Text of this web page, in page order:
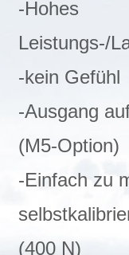
-Hohes
Leistungs-/
-kein Gefühl
-Ausgang
(M5-Option)
-Einfach zu
(400 N)